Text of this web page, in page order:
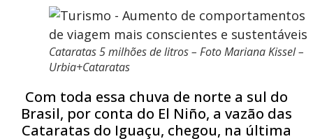
Cataratas 5 milhões de litros – Foto Mariana Kissel –
Urbia+Cataratas
Com toda essa chuva de norte a sul do
Brasil, por conta do El Niño, a vazão das
Cataratas do Iguaçu, chegou, na última